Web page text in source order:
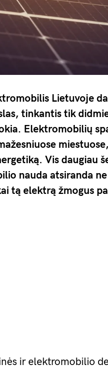
Lietuvoje
tinkantis tik
Elektromobilių
Vis daugiau
nauda atsiranda
tą elektrą žmogus
ir elektromobilio